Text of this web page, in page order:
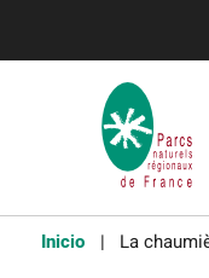
Inicio La